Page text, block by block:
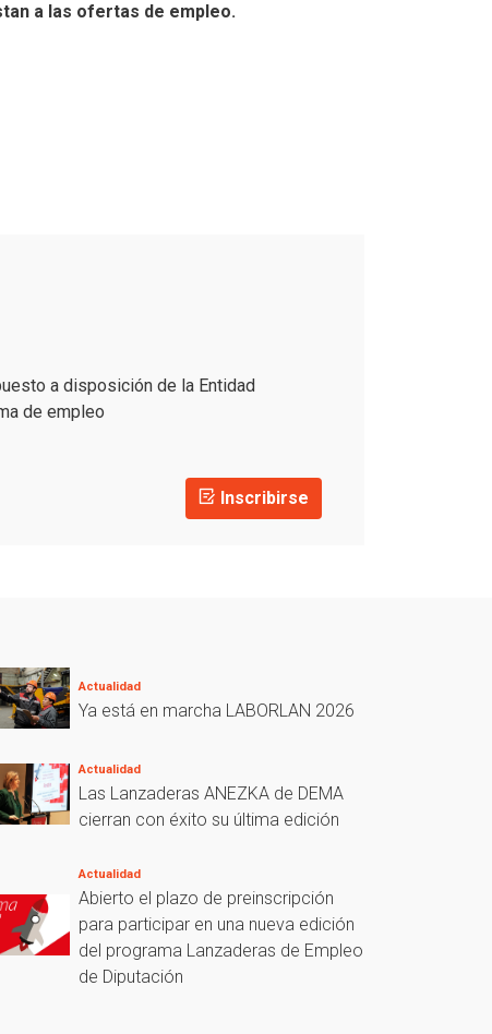
a las ofertas de empleo.
a disposición de la Entidad
de empleo
Inscribirse
Actualidad
Ya está en marcha LABORLAN 2026
Actualidad
Las Lanzaderas ANEZKA de DEMA
cierran con éxito su última edición
Actualidad
Abierto el plazo de preinscripción
para participar en una nueva edición
del programa Lanzaderas de Empleo
de Diputación